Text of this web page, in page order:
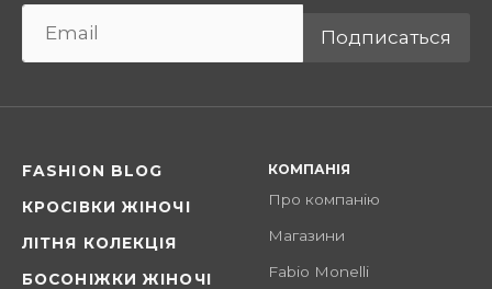
Подписаться
FASHION BLOG
КРОСІВКИ ЖІНОЧІ
ЛІТНЯ КОЛЕКЦІЯ
БОСОНІЖКИ ЖІНОЧІ
КОМПАНІЯ
Про компанію
Магазини
Fabio Monelli